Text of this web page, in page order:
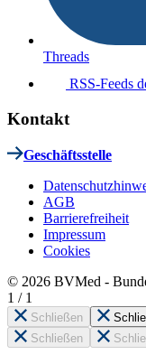
Threads
RSS-Feeds
Kontakt
Geschäftsstelle
AGB
Barrierefreiheit
Impressum
Cookies
© 2026 BVMed -
1 / 1
Schließen
Schließen